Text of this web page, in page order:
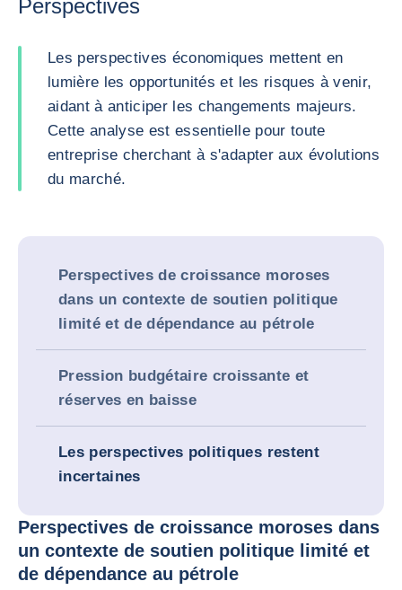
Perspectives
Les perspectives économiques mettent en
lumière les opportunités et les risques à venir,
aidant à anticiper les changements majeurs.
Cette analyse est essentielle pour toute
entreprise cherchant à s'adapter aux évolutions
du marché.
Perspectives de croissance moroses
dans un contexte de soutien politique
limité et de dépendance au pétrole
Pression budgétaire croissante et
réserves en baisse
Les perspectives politiques restent
incertaines
Perspectives de croissance moroses dans
un contexte de soutien politique limité et
de dépendance au pétrole